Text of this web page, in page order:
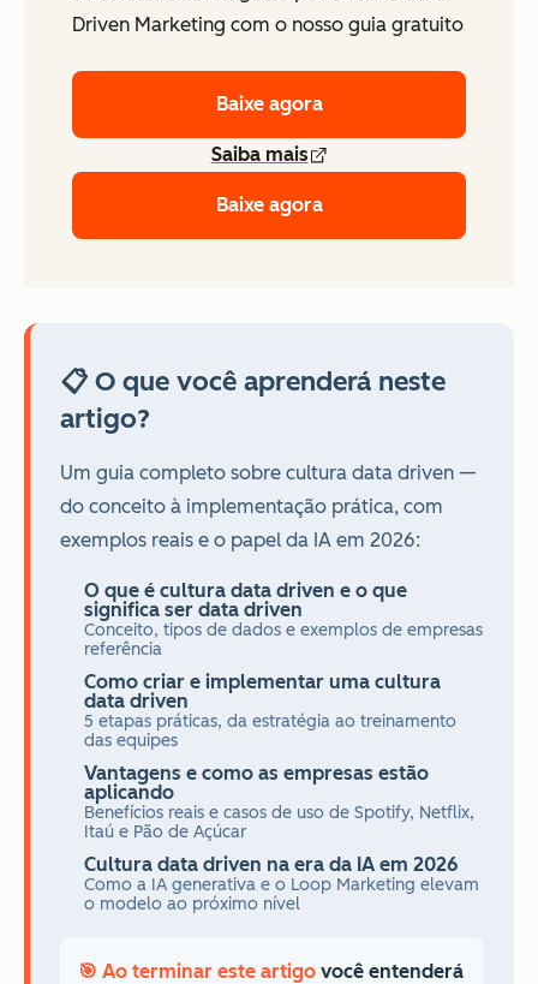
Driven Marketing com o nosso guia gratuito
Baixe agora
Saiba mais
Baixe agora
📋 O que você aprenderá neste
artigo?
Um guia completo sobre cultura data driven —
do conceito à implementação prática, com
exemplos reais e o papel da IA em 2026:
O que é cultura data driven e o que
significa ser data driven
Conceito, tipos de dados e exemplos de empresas
referência
Como criar e implementar uma cultura
data driven
5 etapas práticas, da estratégia ao treinamento
das equipes
Vantagens e como as empresas estão
aplicando
Benefícios reais e casos de uso de Spotify, Netflix,
Itaú e Pão de Açúcar
Cultura data driven na era da IA em 2026
Como a IA generativa e o Loop Marketing elevam
o modelo ao próximo nível
🎯 Ao terminar este artigo você entenderá